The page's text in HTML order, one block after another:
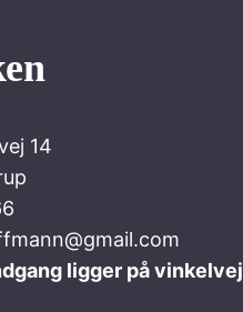
14
ligger på vinkelvej